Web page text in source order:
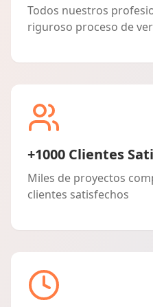
Todos nuestros
riguroso proceso de
+1000 Clientes
Miles de proyectos
clientes satisfechos